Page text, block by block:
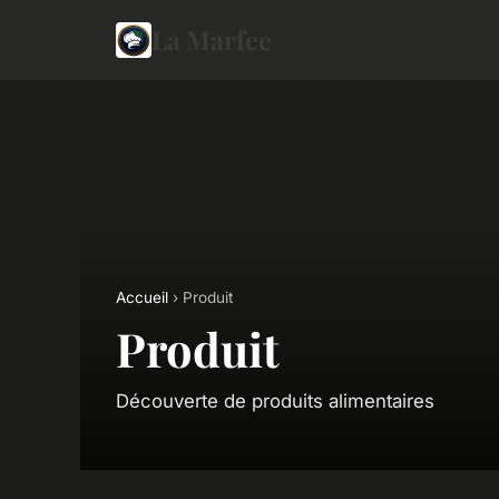
Accueil › Produit
Produit
Découverte de produits alimentaires